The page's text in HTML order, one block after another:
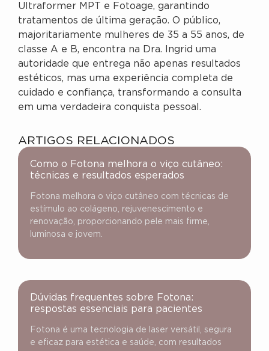
Ultraformer MPT e Fotoage, garantindo
tratamentos de última geração. O público,
majoritariamente mulheres de 35 a 55 anos, de
classe A e B, encontra na Dra. Ingrid uma
autoridade que entrega não apenas resultados
estéticos, mas uma experiência completa de
cuidado e confiança, transformando a consulta
em uma verdadeira conquista pessoal.
ARTIGOS RELACIONADOS
Como o Fotona melhora o viço cutâneo:
técnicas e resultados esperados
Fotona melhora o viço cutâneo com técnicas de
estímulo ao colágeno, rejuvenescimento e
renovação, proporcionando pele mais firme,
luminosa e jovem.
Dúvidas frequentes sobre Fotona:
respostas essenciais para pacientes
Fotona é uma tecnologia de laser versátil, segura
e eficaz para estética e saúde, com resultados